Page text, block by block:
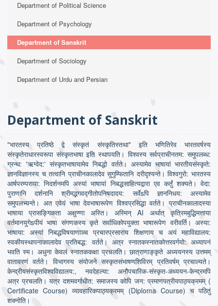
Department of Political Science
Department of Psychology
Department of Sanskrit
Department of Sociology
Department of Urdu and Persian
Department of Sanskrit
"भारतस्य प्रतिष्ठे द्वे संस्कृतं संस्कृतिस्तथा" इति भणितिरेव भारतवर्षस्य
संस्कृतेराधारस्वरूपा संस्कृतभाषा इति स्थापयति। विश्वस्य सर्वप्राचीनतम: समुपलब्ध:
ग्रन्थ: 'ऋग्वेद:' संस्कृतभाषायामेव निबद्धो वर्तते। अस्यामेव भाषायां भारतीयसंस्कृते:
ज्ञानविज्ञानस्य च तत्वानि प्राचीनकालादेव सुगुम्फितानि दरीदृश्यन्ते। विश्वगुरो: भारतस्य
आर्षपरम्पराया: निदर्शनमपि अस्यां भाषायां निबद्धसाहित्यद्वारा एव कर्तुं शक्यते। वेदा:
पुराणानि दर्शनानि श्रीमद्भगवद्गीतोपनिषदादय: सर्वेsपि ज्ञाननिधय: अस्यामेव
समुपलभ्यन्ते। अत एवेयं भाषा देवभाषारूपेण विश्वप्रसिद्धा वर्तते। प्राचीनकालादस्या
भाषाया प्रासङ्गिकता अक्षुण्णा अस्ति। अस्मिन् AI अर्थात् कृत्रिमबुद्धिमत्ताया
वर्तमानयुगेsपीयं भाषा संगणकस्य कृते सर्वाधिकोपयुक्ता भाषारूपेण वरीवर्ति। अस्या:
भाषाया: अस्यां निबद्धविषयाणाञ्च प्रचारप्रसाराय शिक्षणाय च अयं महाविद्यालय:
स्वकीयस्थापनाकालादेव प्रतिबद्ध: वर्तते। अत्र स्नातकस्नातकोत्तरवर्गयो: अध्यापनं
भवति स्म। अधुना केवलं स्नातककक्षा प्रचलति। छात्राणाङ्कृते अध्ययनस्य उत्तमम्
वातावरणं वर्तते। विभागस्य संयोजने सस्कृतसंभाषणशिविरम् प्रतिवर्षम् प्रचाल्यते।
केन्द्रीयसंस्कृतविश्वविद्यालय:, नवदेहल्या: अनौपचारिक-संस्कृत-अध्ययन-केन्द्रमपि
अत्र प्रचलति। यत्र दशमवर्गाधीत: समाजस्य कोपि जन: प्रमाणपत्रीयपाठ्यक्रमम् (
Certificate Course) व्यावहारिकपाठ्यक्रमम् (Diploma Course) च पठितुं
शक्नोति।